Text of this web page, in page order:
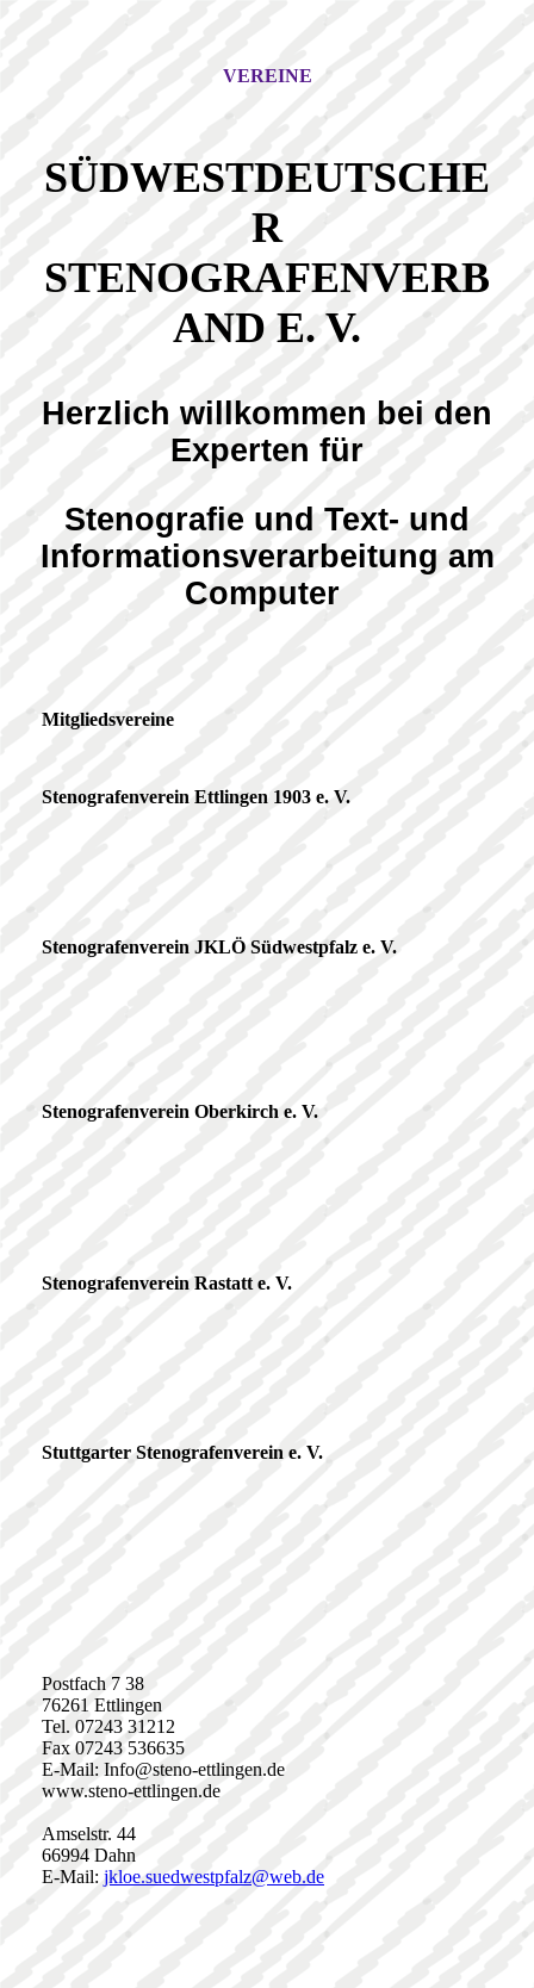
VEREINE
SÜDWESTDEUTSCHE
R
STENOGRAFENVERB
AND E. V.
Herzlich willkommen bei den
Experten für
Stenografie und Text- und
Informationsverarbeitung am
Computer
Mitgliedsvereine
Stenografenverein Ettlingen 1903 e. V.
Stenografenverein JKLÖ Südwestpfalz e. V.
Stenografenverein Oberkirch e. V.
Stenografenverein Rastatt e. V.
Stuttgarter Stenografenverein e. V.
Postfach 7 38
76261 Ettlingen
Tel. 07243 31212
Fax 07243 536635
E-Mail: Info@steno-ettlingen.de
www.steno-ettlingen.de
Amselstr. 44
66994 Dahn
E-Mail: jkloe.suedwestpfalz@web.de